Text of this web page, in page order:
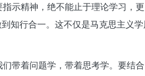
示精神，绝不能止于理论学习，
知行合一。这不仅是马克思主义
带着问题学，带着思考学。要结